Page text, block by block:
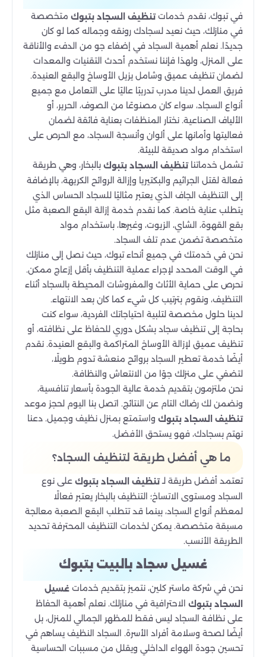
في تبوك، نقدم خدماتتنظيف السجاد بتبوك متخصصة
في منازلك، حيث نعيد لسجادك رونقه وجماله كما لو كان
جديدًا. نعلم أهمية السجاد في إضفاء جو من الدفء والأناقة
على المنزل، ولهذا فإننا نستخدم أحدث التقنيات والمعدات
لضمان تنظيف عميق وشامل يزيل الأوساخ والبقع العنيدة.
فريق العمل لدينا مدرب تدريبًا عاليًا على التعامل مع جميع
أنواع السجاد، سواء كان مصنوعًا من الصوف، الحرير، أو
الألياف الصناعية. نختار المنظفات بعناية فائقة لضمان
فعاليتها وأمانها على ألوان وأنسجة السجاد، مع الحرص على
استخدام مواد صديقة للبيئة.
تشمل خدماتناتنظيف السجاد بتبوك بالبخار، وهي طريقة
فعالة لقتل الجراثيم والبكتيريا وإزالة الروائح الكريهة، بالإضافة
إلى التنظيف الجاف الذي يعتبر مثاليًا للسجاد الحساس الذي
يتطلب عناية خاصة. كما نقدم خدمة إزالة البقع الصعبة مثل
بقع القهوة، الشاي، الزيوت، وغيرها، باستخدام مواد
متخصصة تضمن عدم تلف السجاد.
نحن في خدمتك في جميع أنحاء تبوك، حيث نصل إلى منازلك
في الوقت المحدد لإجراء عملية التنظيف بأقل إزعاج ممكن.
نحرص على حماية الأثاث والمفروشات المحيطة بالسجاد أثناء
التنظيف، ونقوم بترتيب كل شيء كما كان بعد الانتهاء.
لدينا حلول مخصصة لتلبية احتياجاتك الفردية، سواء كنت
بحاجة إلى تنظيف سجاد بشكل دوري للحفاظ على نظافته، أو
تنظيف عميق لإزالة الأوساخ المتراكمة والبقع العنيدة. نقدم
أيضًا خدمة تعطير السجاد بروائح منعشة تدوم طويلًا،
لتضفي على منزلك جوًا من الانتعاش والنظافة.
نحن ملتزمون بتقديم خدمة عالية الجودة بأسعار تنافسية،
ونضمن لك رضاك التام عن النتائج. اتصل بنا اليوم لحجز موعد
تنظيف السجاد بتبوك واستمتع بمنزل نظيف وجميل. دعنا
نهتم بسجادك، فهو يستحق الأفضل.
ما هي أفضل طريقة لتنظيف السجاد؟
تعتمد أفضل طريقة لـتنظيف السجاد بتبوك على نوع
السجاد ومستوى الاتساخ؛ التنظيف بالبخار يعتبر فعالًا
لمعظم أنواع السجاد، بينما قد تتطلب البقع الصعبة معالجة
مسبقة متخصصة. يمكن لخدمات التنظيف المحترفة تحديد
الطريقة الأنسب.
غسيل سجاد بالبيت بتبوك
نحن في شركة ماستر كلين، نتميز بتقديم خدمات غسيل
السجاد بتبوك الاحترافية في منازلك. نعلم أهمية الحفاظ
على نظافة السجاد ليس فقط للمظهر الجمالي للمنزل، بل
أيضًا لصحة وسلامة أفراد الأسرة. السجاد النظيف يساهم في
تحسين جودة الهواء الداخلي ويقلل من مسببات الحساسية